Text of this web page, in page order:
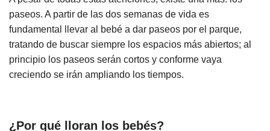
paseos. A partir de las dos semanas de vida es
fundamental llevar al bebé a dar paseos por el parque,
tratando de buscar siempre los espacios más abiertos; al
principio los paseos serán cortos y conforme vaya
creciendo se irán ampliando los tiempos.
¿Por qué lloran los bebés?